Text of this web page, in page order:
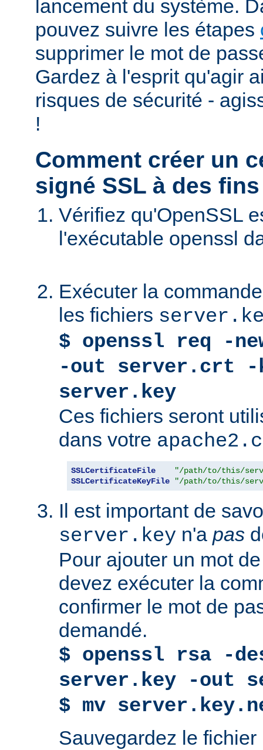
lancement du système.
pouvez suivre les étapes
supprimer le mot de
Gardez à l'esprit qu'agir
risques de sécurité -
!
Comment créer un
signé SSL à des
Vérifiez qu'OpenSSL
l'exécutable openssl
Exécuter la
les fichiers
$ openssl req -
-out server.crt -
server.key
Ces fichiers seront
dans votre
SSLCertificateFile
"/path/to/this/
SSLCertificateKeyFile
"/path/to/this/
Il est important de
server.key n'a pas
Pour ajouter un mot
devez exécuter la
confirmer le mot de
demandé.
$ openssl rsa -
server.key -out
$ mv
Sauvegardez le fichier